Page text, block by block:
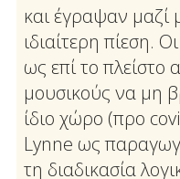
και έγραψαν μαζί
ιδιαίτερη πίεση.
ως επί το
μουσικούς να μη
ίδιο χώρο (προ
Lynne ως
τη διαδικασία